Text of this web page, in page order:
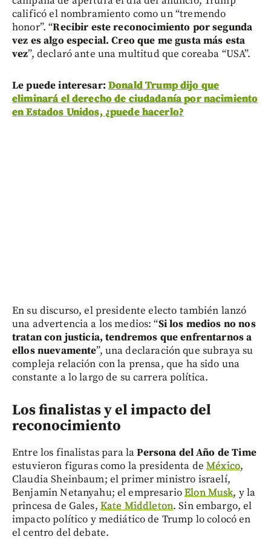
calificó el nombramiento como un “tremendo
honor”. “Recibir este reconocimiento por segunda
vez es algo especial. Creo que me gusta más esta
vez”, declaró ante una multitud que coreaba “USA”.
Le puede interesar: Donald Trump dijo que
eliminará el derecho de ciudadanía por nacimiento
en Estados Unidos, ¿puede hacerlo?
En su discurso, el presidente electo también lanzó
una advertencia a los medios: “Si los medios no nos
tratan con justicia, tendremos que enfrentarnos a
ellos nuevamente”, una declaración que subraya su
compleja relación con la prensa, que ha sido una
constante a lo largo de su carrera política.
Los finalistas y el impacto del
reconocimiento
Entre los finalistas para laPersona del Año de Time
estuvieron figuras como la presidenta deMéxico,
Claudia Sheinbaum; el primer ministro israelí,
Benjamin Netanyahu; el empresarioElon Musk, y la
princesa de Gales, Kate Middleton. Sin embargo, el
impacto político y mediático de Trump lo colocó en
el centro del debate.